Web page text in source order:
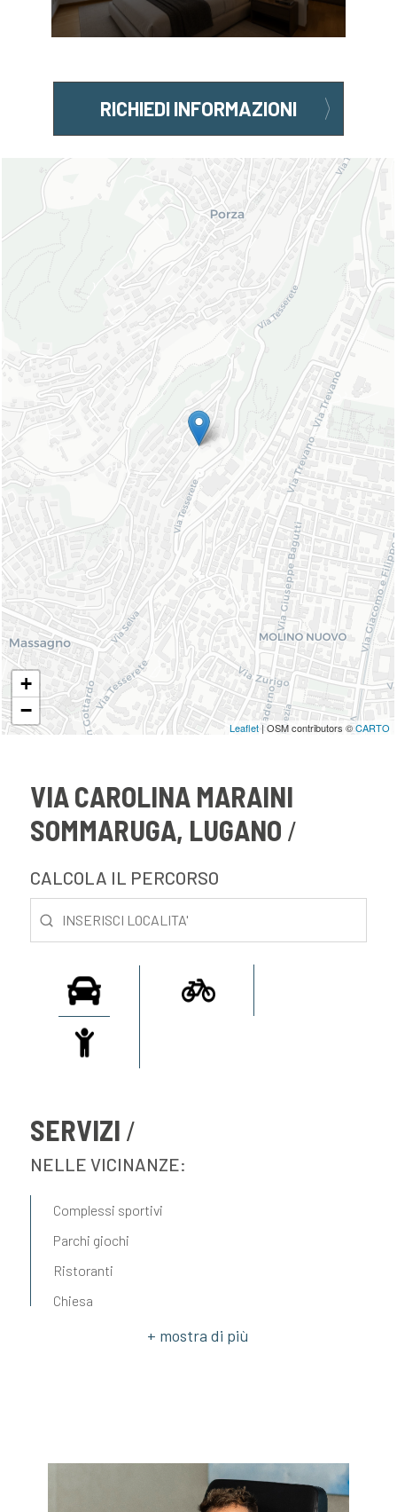
RICHIEDI INFORMAZIONI
+
−
Leaflet| OSM contributors ©CARTO
VIA CAROLINA MARAINI
SOMMARUGA, LUGANO
CALCOLA IL PERCORSO
SERVIZI
NELLE VICINANZE:
Complessi sportivi
Parchi giochi
Ristoranti
Chiesa